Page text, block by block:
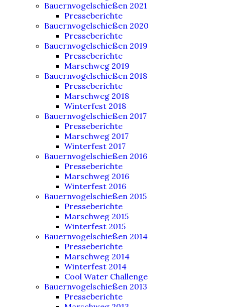
Bauernvogelschießen 2021
Presseberichte
Bauernvogelschießen 2020
Presseberichte
Bauernvogelschießen 2019
Presseberichte
Marschweg 2019
Bauernvogelschießen 2018
Presseberichte
Marschweg 2018
Winterfest 2018
Bauernvogelschießen 2017
Presseberichte
Marschweg 2017
Winterfest 2017
Bauernvogelschießen 2016
Presseberichte
Marschweg 2016
Winterfest 2016
Bauernvogelschießen 2015
Presseberichte
Marschweg 2015
Winterfest 2015
Bauernvogelschießen 2014
Presseberichte
Marschweg 2014
Winterfest 2014
Cool Water Challenge
Bauernvogelschießen 2013
Presseberichte